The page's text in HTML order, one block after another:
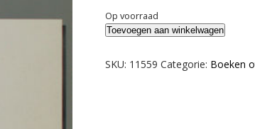
Op voorraad
Boon,
Het
Toevoegen aan winkelwagen
SKU: 11559 Categorie: Boeken